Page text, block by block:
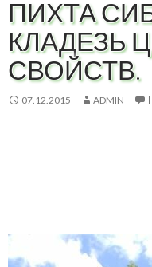
ПИХТА
КЛАДЕЗЬ
СВОЙСТВ.
07.12.2015 ADMIN